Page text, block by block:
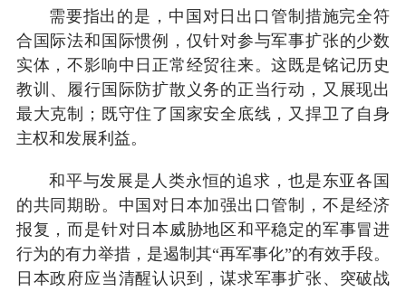
需要指出的是，中国对日出口管制措施完全符
合国际法和国际惯例，仅针对参与军事扩张的少数
实体，不影响中日正常经贸往来。这既是铭记历史
教训、履行国际防扩散义务的正当行动，又展现出
最大克制；既守住了国家安全底线，又捍卫了自身
主权和发展利益。
和平与发展是人类永恒的追求，也是东亚各国
的共同期盼。中国对日本加强出口管制，不是经济
报复，而是针对日本威胁地区和平稳定的军事冒进
行为的有力举措，是遏制其“再军事化”的有效手段。
日本政府应当清醒认识到，谋求军事扩张、突破战